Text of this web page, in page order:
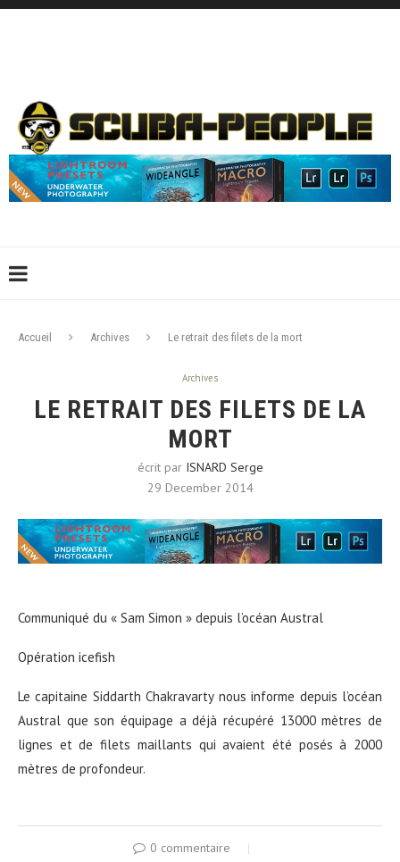
Accueil Archives Le retrait des filets de la mort
Archives
LE RETRAIT DES FILETS DE LA
MORT
écrit par ISNARD Serge
29 December 2014
Communiqué du « Sam Simon » depuis l’océan Austral
Opération icefish
Le capitaine Siddarth Chakravarty nous informe depuis l’océan
Austral que son équipage a déjà récupéré 13000 mètres de
lignes et de filets maillants qui avaient été posés à 2000
mètres de profondeur.
0 commentaire